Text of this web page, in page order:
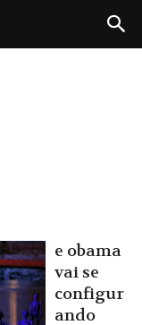
e obama
vai se
configur
ando